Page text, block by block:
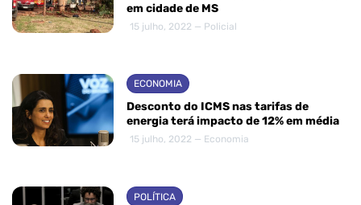
em cidade de MS
15 julho, 2022 — Policial
ECONOMIA
Desconto do ICMS nas tarifas de
energia terá impacto de 12% em média
15 julho, 2022 — Economia
POLÍTICA